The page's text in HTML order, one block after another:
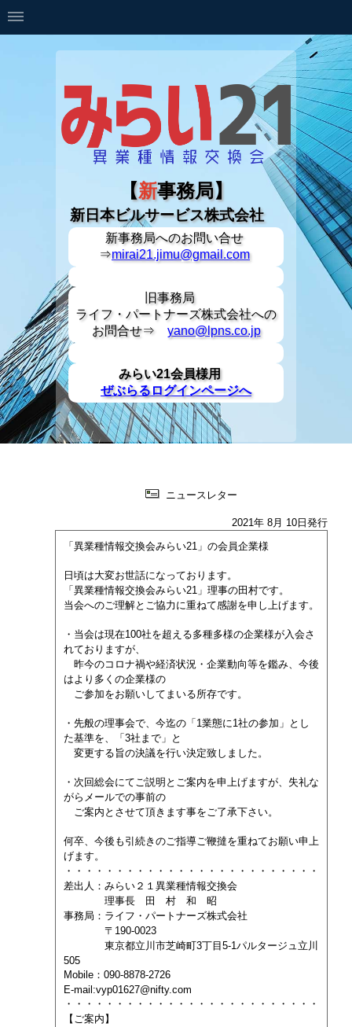
【新事務局】
新日本ビルサービス株式会社
新事務局へのお問い合せ
⇒mirai21.jimu@gmail.com
旧事務局
ライフ・パートナーズ株式会社への
お問合せ⇒ yano@lpns.co.jp
みらい21会員様用
ぜぶらるログインページへ
ニュースレター
2021年 8月 10日発行
「異業種情報交換会みらい21」の会員企業様
日頃は大変お世話になっております。
「異業種情報交換会みらい21」理事の田村です。
当会へのご理解とご協力に重ねて感謝を申し上げます。
・当会は現在100社を超える多種多様の企業様が入会さ
れておりますが、
昨今のコロナ禍や経済状況・企業動向等を鑑み、今後
はより多くの企業様の
ご参加をお願いしてまいる所存です。
・先般の理事会で、今迄の「1業態に1社の参加」とし
た基準を、「3社まで」と
変更する旨の決議を行い決定致しました。
・次回総会にてご説明とご案内を申上げますが、失礼な
がらメールでの事前の
ご案内とさせて頂きます事をご了承下さい。
何卒、今後も引続きのご指導ご鞭撻を重ねてお願い申上
げます。
・・・・・・・・・・・・・・・・・・・・・・・・・
差出人：みらい２１異業種情報交換会
理事長 田 村 和 昭
事務局：ライフ・パートナーズ株式会社
〒190-0023
東京都立川市芝崎町3丁目5-1パルタージュ立川
505
Mobile：090-8878-2726
E-mail:vyp01627@nifty.com
・・・・・・・・・・・・・・・・・・・・・・・・・
【ご案内】